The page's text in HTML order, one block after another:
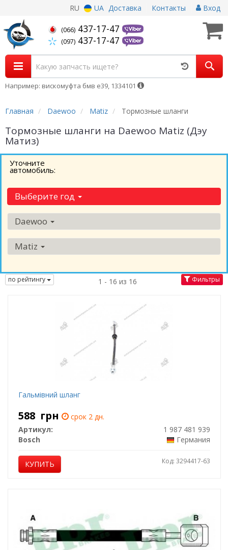
RU UA Доставка Контакты Вход
(066) 437-17-47
(097) 437-17-47
Например: вискомуфта бмв е39, 1334101
Главная Daewoo Matiz Тормозные шланги
Тормозные шланги на Daewoo Matiz (Дэу
Матиз)
Уточните
автомобиль:
Выберите год
Daewoo
Matiz
по рейтингу 1 - 16 из 16 Фильтры
Гальмівний шланг
588 грн
срок 2 дн.
Артикул:
1 987 481 939
Bosch
Германия
КУПИТЬ Код: 3294417-63